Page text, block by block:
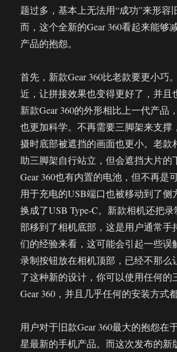
题过多，基本上无法用“成功”来形容
而，这个全新的Gear 360看起来能够
产品的抱怨。
首先，新款Gear 360比老款要更小巧
近，让拼接效果也变得更好了，并且
新款Gear 360的外形相比上一代产品
也更加科学。不再需要三脚架来支撑
摄时底部被遮挡的画面也更小。老款
助三脚架自行站立，但会遮挡大片的
Gear 360也有内置的电池，但不再是
用于充电的USB端口也被移动到了侧
换成了USB Type-C。新款相机还把
部移到了相机底部，这是用户通常手
们的经验来看，这可能会引起一些误
录制按钮放在相机顶部，已经不那么
了这种新的设计，你可以使用任何的
Gear 360，并且几乎任何的安装方式都
用户对于旧款Gear 360最大的抱怨在
星最新的手机产品。而这次发布的新